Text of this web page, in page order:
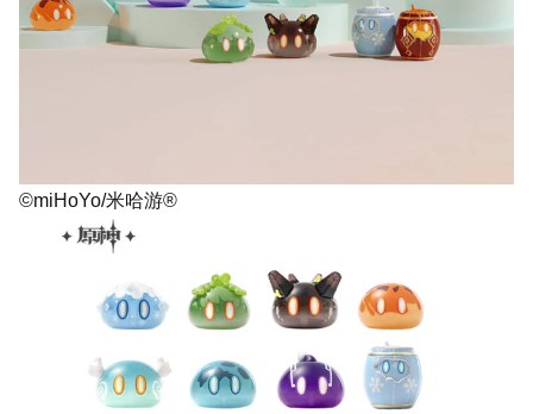
©miHoYo/米哈游®